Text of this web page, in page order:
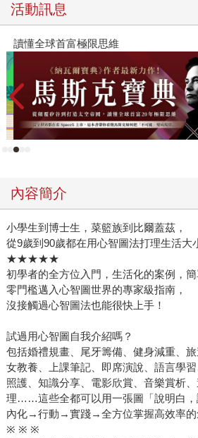
活動訊息
讀懂全球首富極限思維
內容簡介
小學生到博士生，菜籃族到比爾蓋茲，
從9歲到90歲都在用心智圖法打理生活大
★★★★★
初學者的全方位入門，生活化的案例，簡
零門檻邁入心智圖世界的專家級指南，
沒接觸過心智圖法也能很快上手！
試過用心智圖自我介紹嗎？
包括婚禮規畫、尾牙籌備、健身減重、
女教養、上課筆記、即席演說、語言學
照護、知識分享、電影欣賞、音樂賞析
理……這些全都可以用一張圖「說明白
內化→行動→實踐→全方位掌握高效率的
※ ※ ※